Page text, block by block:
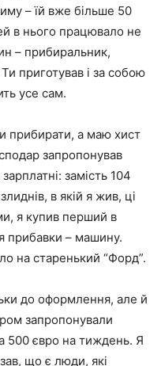
– їй вже більше 50
в нього працювало не
– прибиральник,
приготував і за собою
усе сам.
прибирати, а маю хист
запропонував
замість 104
в якій я жив, ці
я купив перший в
прибавки – машину.
на старенький “Форд”.
до оформлення, але й
запропонували
500 євро на тиждень. Я
що є люди, які